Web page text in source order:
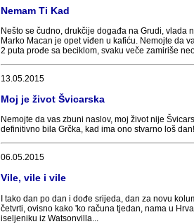
Nemam Ti Kad
Nešto se čudno, drukčije događa na Grudi, vlada
Marko Macan je opet viđen u kafiću. Nemojte da
2 puta prođe sa beciklom, svaku veče zamiriše
13.05.2015
Moj je život Švicarska
Nemojte da vas zbuni naslov, moj život nije
definitivno bila Grčka, kad ima ono stvarno loš
06.05.2015
Vile, vile i vile
I tako dan po dan i dođe srijeda, dan za novu
četvrti, ovisno kako 'ko računa tjedan, nama u
iseljeniku iz Watsonvilla...